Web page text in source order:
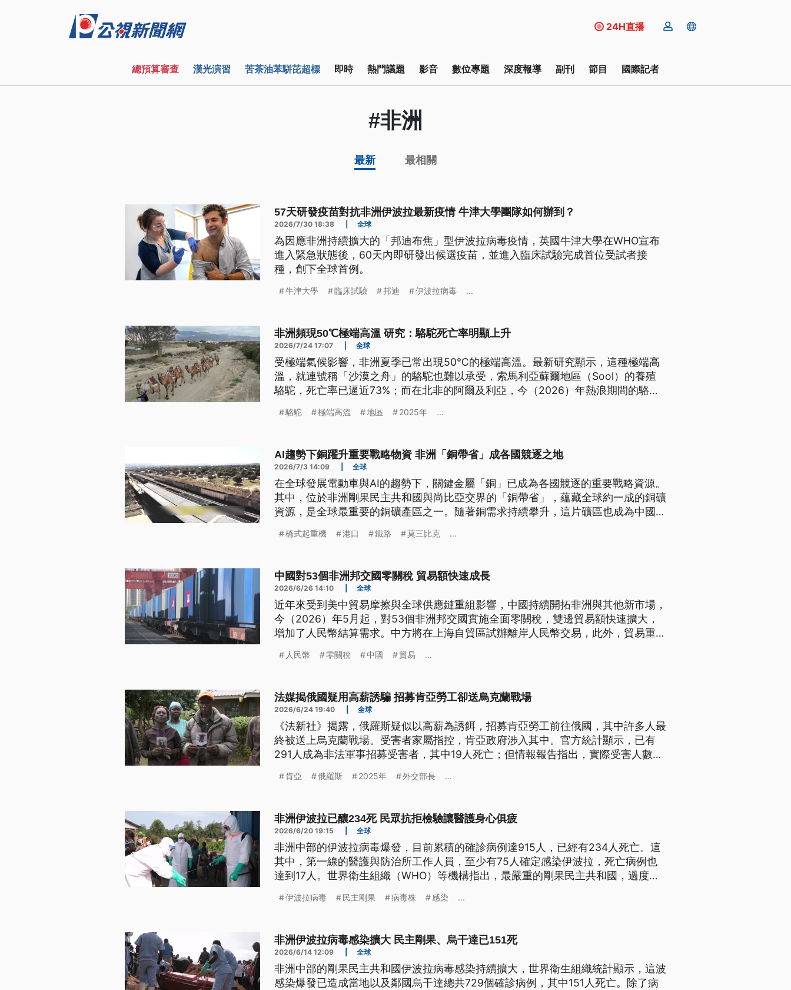
24H直播
總預算審查 漢光演習 苦茶油苯駢芘超標 即時 熱門議題 影音 數位專題 深度報導 副刊 節目 國際記者
#非洲
最新 最相關
57天研發疫苗對抗非洲伊波拉最新疫情 牛津大學團隊如何辦到？
2026/7/30 18:38 全球
為因應非洲持續擴大的「邦迪布焦」型伊波拉病毒疫情，英國牛津大學在WHO宣布
進入緊急狀態後，60天內即研發出候選疫苗，並進入臨床試驗完成首位受試者接
種，創下全球首例。
牛津大學 臨床試驗 邦迪 伊波拉病毒 ...
非洲頻現50℃極端高溫 研究：駱駝死亡率明顯上升
2026/7/24 17:07 全球
受極端氣候影響，非洲夏季已常出現50℃的極端高溫。最新研究顯示，這種極端高
溫，就連號稱「沙漠之舟」的駱駝也難以承受，索馬利亞蘇爾地區（Sool）的養殖
駱駝，死亡率已逼近73%；而在北非的阿爾及利亞，今（2026）年熱浪期間的駱駝
駱駝 極端高溫 地區 2025年 ...
AI趨勢下銅躍升重要戰略物資 非洲「銅帶省」成各國競逐之地
2026/7/3 14:09 全球
在全球發展電動車與AI的趨勢下，關鍵金屬「銅」已成為各國競逐的重要戰略資源。
其中，位於非洲剛果民主共和國與尚比亞交界的「銅帶省」，蘊藏全球約一成的銅礦
資源，是全球最重要的銅礦產區之一。隨著銅需求持續攀升，這片礦區也成為中國、
橋式起重機 港口 鐵路 莫三比克 ...
中國對53個非洲邦交國零關稅 貿易額快速成長
2026/6/26 14:10 全球
近年來受到美中貿易摩擦與全球供應鏈重組影響，中國持續開拓非洲與其他新市場，
今（2026）年5月起，對53個非洲邦交國實施全面零關稅，雙邊貿易額快速擴大，
增加了人民幣結算需求。中方將在上海自貿區試辦離岸人民幣交易，此外，貿易重心
人民幣 零關稅 中國 貿易 ...
法媒揭俄國疑用高薪誘騙 招募肯亞勞工卻送烏克蘭戰場
2026/6/24 19:40 全球
《法新社》揭露，俄羅斯疑似以高薪為誘餌，招募肯亞勞工前往俄國，其中許多人最
終被送上烏克蘭戰場。受害者家屬指控，肯亞政府涉入其中。官方統計顯示，已有
291人成為非法軍事招募受害者，其中19人死亡；但情報報告指出，實際受害人數可
肯亞 俄羅斯 2025年 外交部長 ...
非洲伊波拉已釀234死 民眾抗拒檢驗讓醫護身心俱疲
2026/6/20 19:15 全球
非洲中部的伊波拉病毒爆發，目前累積的確診病例達915人，已經有234人死亡。這
其中，第一線的醫護與防治所工作人員，至少有75人確定感染伊波拉，死亡病例也
達到17人。世界衛生組織（WHO）等機構指出，最嚴重的剛果民主共和國，過度擁
伊波拉病毒 民主剛果 病毒株 感染 ...
非洲伊波拉病毒感染擴大 民主剛果、烏干達已151死
2026/6/14 12:09 全球
非洲中部的剛果民主共和國伊波拉病毒感染持續擴大，世界衛生組織統計顯示，這波
感染爆發已造成當地以及鄰國烏干達總共729個確診病例，其中151人死亡。除了病